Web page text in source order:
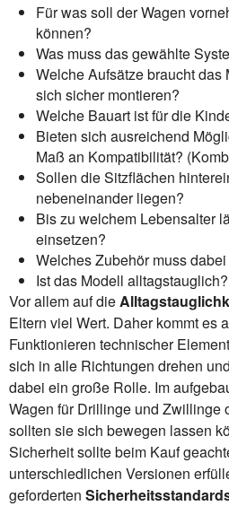
Für was soll der Wagen
können?
Was muss das gewählte
Welche Aufsätze braucht
sich sicher montieren?
Welche Bauart ist für die
Bieten sich ausreichend
Maß an Kompatibilität?
Sollen die Sitzflächen
nebeneinander liegen?
Bis zu welchem Lebensalter
einsetzen?
Welches Zubehör muss
Ist das Modell alltagstauglich?
Vor allem auf die
Eltern viel Wert. Daher kommt es
Funktionieren technischer
sich in alle Richtungen drehen
dabei ein große Rolle. Im
Wagen für Drillinge und Zwillinge
sollten sie sich bewegen lassen
Sicherheit sollte beim Kauf
unterschiedlichen Versionen
geforderten